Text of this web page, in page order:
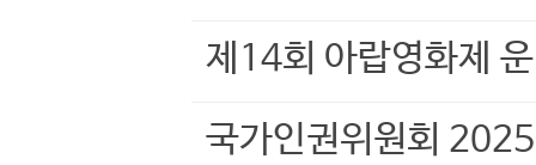
제14회 아랍영화제
국가인권위원회